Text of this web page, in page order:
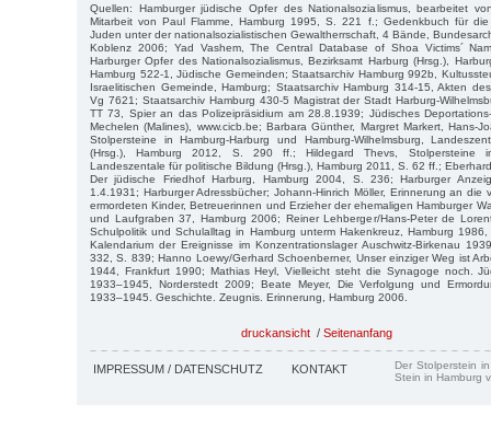
Quellen: Hamburger jüdische Opfer des Nationalsozialismus, bearbeitet
Mitarbeit von Paul Flamme, Hamburg 1995, S. 221 f.; Gedenkbuch für
Juden unter der nationalsozialistischen Gewaltherrschaft, 4 Bände,
Koblenz 2006; Yad Vashem, The Central Database of Shoa Victims´
Harburger Opfer des Nationalsozialismus, Bezirksamt Harburg (Hrsg.),
Hamburg 522-1, Jüdische Gemeinden; Staatsarchiv Hamburg 992b,
Israelitischen Gemeinde, Hamburg; Staatsarchiv Hamburg 314-15, Akten
Vg 7621; Staatsarchiv Hamburg 430-5 Magistrat der Stadt Harburg-
TT 73, Spier an das Polizeipräsidium am 28.8.1939; Jüdisches
Mechelen (Malines), www.cicb.be; Barbara Günther, Margret Markert, Hans-
Stolpersteine in Hamburg-Harburg und Hamburg-Wilhelmsburg,
(Hrsg.), Hamburg 2012, S. 290 ff.; Hildegard Thevs, Stolpersteine in
Landeszentale für politische Bildung (Hrsg.), Hamburg 2011, S. 62 ff.;
Der jüdische Friedhof Harburg, Hamburg 2004, S. 236; Harburger
1.4.1931; Harburger Adressbücher; Johann-Hinrich Möller, Erinnerung an die
ermordeten Kinder, Betreuerinnen und Erzieher der ehemaligen Hamburger
und Laufgraben 37, Hamburg 2006; Reiner Lehberger/Hans-Peter de
Schulpolitik und Schulalltag in Hamburg unterm Hakenkreuz, Hamburg
Kalendarium der Ereignisse im Konzentrationslager Auschwitz-Birkenau
332, S. 839; Hanno Loewy/Gerhard Schoenberner, Unser einziger Weg ist
1944, Frankfurt 1990; Mathias Heyl, Vielleicht steht die Synagoge noch.
1933–1945, Norderstedt 2009; Beate Meyer, Die Verfolgung und
1933–1945. Geschichte. Zeugnis. Erinnerung, Hamburg 2006.
druckansicht / Seitenanfang
IMPRESSUM / DATENSCHUTZ KONTAKT
Der Stolperstein
Stein in Hamburg